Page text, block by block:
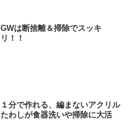
GWは断捨離＆掃除でスッキ
リ！！
１分で作れる、編まないアクリル
たわしが食器洗いや掃除に大活